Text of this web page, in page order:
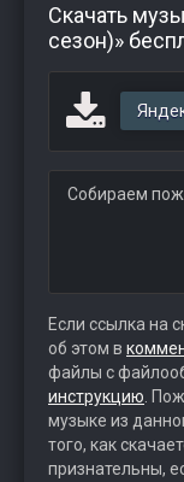
Скачать
сезон)»
Собираем
Если ссылка на
об этом в
файлы с
инструкцию .
музыке из
того, как
признательны,